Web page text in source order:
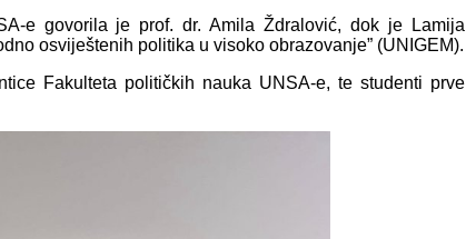
e govorila je prof. dr. Amila Ždralović, dok je Lamija
osviještenih politika u visoko obrazovanje” (UNIGEM).
Fakulteta političkih nauka UNSA-e, te studenti prve